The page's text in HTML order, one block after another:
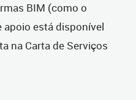
BIM (como o
apoio está disponível
na Carta de Serviços